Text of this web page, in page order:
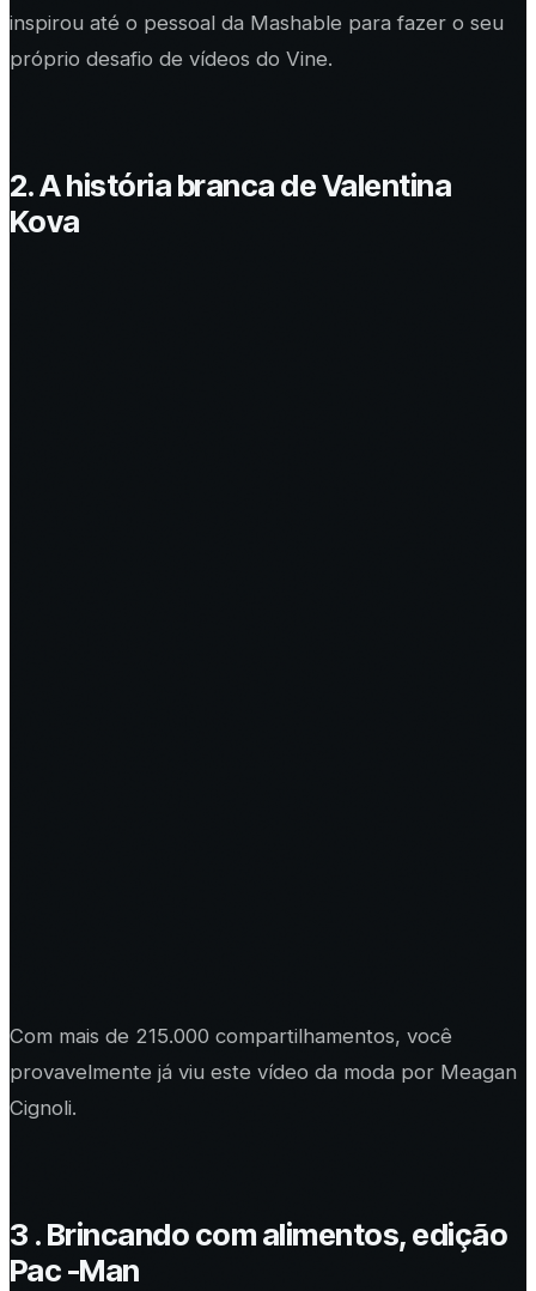
inspirou até o pessoal da Mashable para fazer o seu
próprio desafio de vídeos do Vine.
2. A história branca de Valentina
Kova
Com mais de 215.000 compartilhamentos, você
provavelmente já viu este vídeo da moda por Meagan
Cignoli.
3 . Brincando com alimentos, edição
Pac -Man